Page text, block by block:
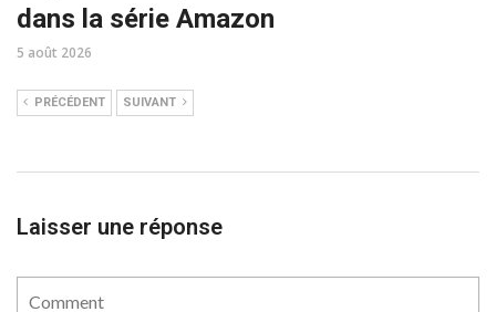
dans la série Amazon
5 août 2026
PRÉCÉDENT SUIVANT
Laisser une réponse